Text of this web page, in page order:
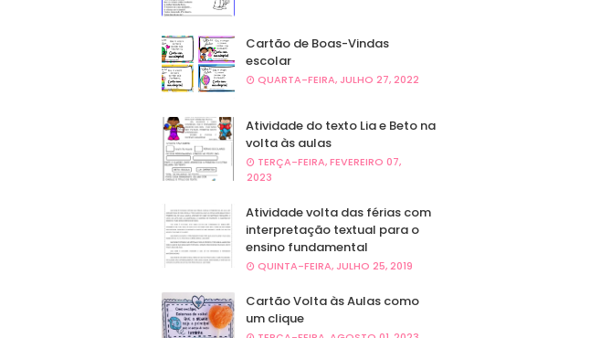
Cartão de Boas-Vindas
escolar
QUARTA-FEIRA, JULHO 27, 2022
Atividade do texto Lia e Beto na
volta às aulas
TERÇA-FEIRA, FEVEREIRO 07,
2023
Atividade volta das férias com
interpretação textual para o
ensino fundamental
QUINTA-FEIRA, JULHO 25, 2019
Cartão Volta às Aulas como
um clique